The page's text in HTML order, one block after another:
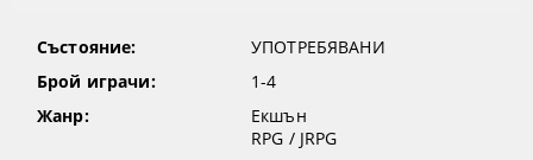
Състояние:
УПОТРЕБЯВАНИ
Брой играчи:
1-4
Жанр:
Екшън
RPG / JRPG